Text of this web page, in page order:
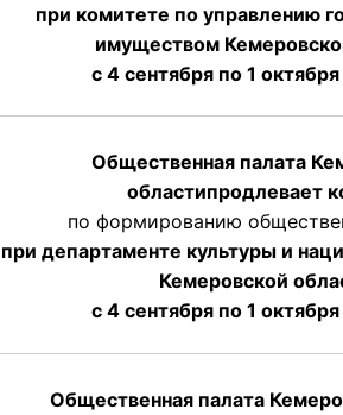
при комитете по управлению
имуществом
с 4 сентября по 1 октября
Общественная палата
областипродлевает
по формированию
при департаменте культуры и
Кемеровской
с 4 сентября по 1 октября
Общественная палата